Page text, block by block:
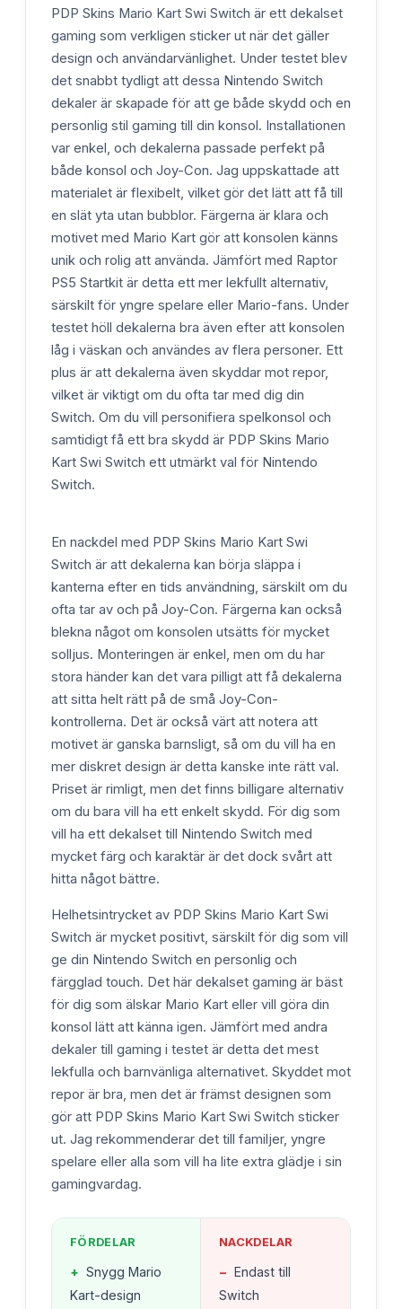
PDP Skins Mario Kart Swi Switch är ett dekalset
gaming som verkligen sticker ut när det gäller
design och användarvänlighet. Under testet blev
det snabbt tydligt att dessa Nintendo Switch
dekaler är skapade för att ge både skydd och en
personlig stil gaming till din konsol. Installationen
var enkel, och dekalerna passade perfekt på
både konsol och Joy-Con. Jag uppskattade att
materialet är flexibelt, vilket gör det lätt att få till
en slät yta utan bubblor. Färgerna är klara och
motivet med Mario Kart gör att konsolen känns
unik och rolig att använda. Jämfört med Raptor
PS5 Startkit är detta ett mer lekfullt alternativ,
särskilt för yngre spelare eller Mario-fans. Under
testet höll dekalerna bra även efter att konsolen
låg i väskan och användes av flera personer. Ett
plus är att dekalerna även skyddar mot repor,
vilket är viktigt om du ofta tar med dig din
Switch. Om du vill personifiera spelkonsol och
samtidigt få ett bra skydd är PDP Skins Mario
Kart Swi Switch ett utmärkt val för Nintendo
Switch.
En nackdel med PDP Skins Mario Kart Swi
Switch är att dekalerna kan börja släppa i
kanterna efter en tids användning, särskilt om du
ofta tar av och på Joy-Con. Färgerna kan också
blekna något om konsolen utsätts för mycket
solljus. Monteringen är enkel, men om du har
stora händer kan det vara pilligt att få dekalerna
att sitta helt rätt på de små Joy-Con-
kontrollerna. Det är också värt att notera att
motivet är ganska barnsligt, så om du vill ha en
mer diskret design är detta kanske inte rätt val.
Priset är rimligt, men det finns billigare alternativ
om du bara vill ha ett enkelt skydd. För dig som
vill ha ett dekalset till Nintendo Switch med
mycket färg och karaktär är det dock svårt att
hitta något bättre.
Helhetsintrycket av PDP Skins Mario Kart Swi
Switch är mycket positivt, särskilt för dig som vill
ge din Nintendo Switch en personlig och
färgglad touch. Det här dekalset gaming är bäst
för dig som älskar Mario Kart eller vill göra din
konsol lätt att känna igen. Jämfört med andra
dekaler till gaming i testet är detta det mest
lekfulla och barnvänliga alternativet. Skyddet mot
repor är bra, men det är främst designen som
gör att PDP Skins Mario Kart Swi Switch sticker
ut. Jag rekommenderar det till familjer, yngre
spelare eller alla som vill ha lite extra glädje i sin
gamingvardag.
FÖRDELAR
+ Snygg Mario
Kart-design
NACKDELAR
− Endast till
Switch